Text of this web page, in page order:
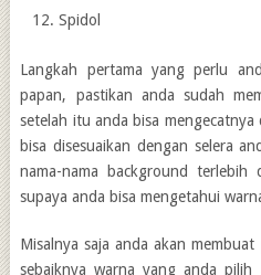
Spidol
Langkah pertama yang perlu
papan, pastikan anda sudah
setelah itu anda bisa
bisa disesuaikan dengan selera
nama-nama background
supaya anda bisa mengetahui
Misalnya saja anda akan
sebaiknya warna yang anda